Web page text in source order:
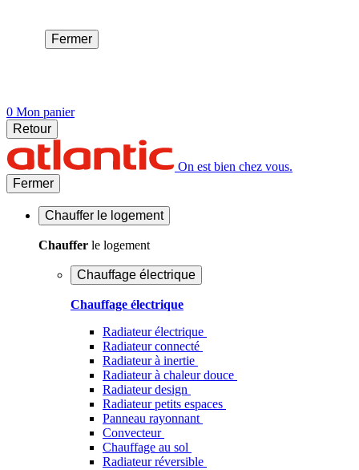
Fermer
0 Mon panier
Retour
On est bien chez vous.
Fermer
Chauffer le logement
Chauffer le logement
Chauffage électrique
Chauffage électrique
Radiateur électrique
Radiateur connecté
Radiateur à inertie
Radiateur à chaleur douce
Radiateur design
Radiateur petits espaces
Panneau rayonnant
Convecteur
Chauffage au sol
Radiateur réversible